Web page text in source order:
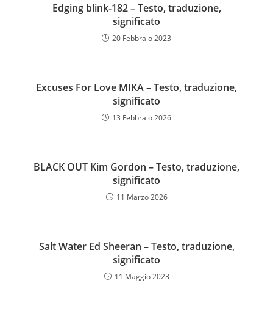
Edging blink-182 – Testo, traduzione,
significato
20 Febbraio 2023
Excuses For Love MIKA – Testo, traduzione,
significato
13 Febbraio 2026
BLACK OUT Kim Gordon – Testo, traduzione,
significato
11 Marzo 2026
Salt Water Ed Sheeran – Testo, traduzione,
significato
11 Maggio 2023